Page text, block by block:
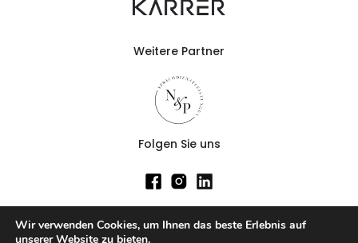
Weitere Partner
Folgen Sie uns
Gewerbeimmobilien
Immobilie mieten
Wir verwenden Cookies, um Ihnen das beste Erlebnis auf
unserer Website zu bieten.